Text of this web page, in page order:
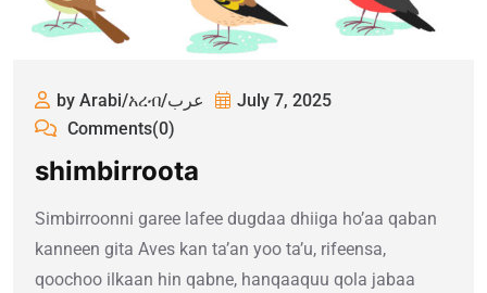
by Arabi/አረብ/عرب
July 7, 2025
Comments(0)
shimbirroota
Simbirroonni garee lafee dugdaa dhiiga ho’aa qaban
kanneen gita Aves kan ta’an yoo ta’u, rifeensa,
qoochoo ilkaan hin qabne, hanqaaquu qola jabaa